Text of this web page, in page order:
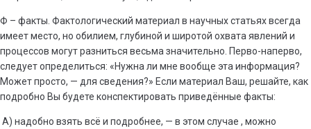
Ф – факты. Фактологический материал в научных статьях всегда
имеет место, но обилием, глубиной и широтой охвата явлений и
процессов могут разниться весьма значительно. Перво-наперво,
следует определиться: «Нужна ли мне вообще эта информация?
Может просто, — для сведения?» Если материал Ваш, решайте, как
подробно Вы будете конспектировать приведённые факты:
А) надобно взять всё и подробнее, — в этом случае , можно